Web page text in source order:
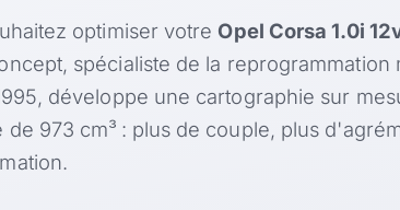
optimiser votre Opel Corsa 1.0i
spécialiste de la reprogrammation
développe une cartographie sur
de 973 cm³ : plus de couple, plus